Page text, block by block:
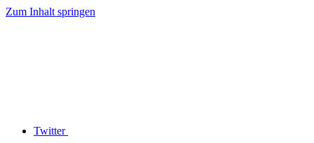
Zum Inhalt springen
Twitter